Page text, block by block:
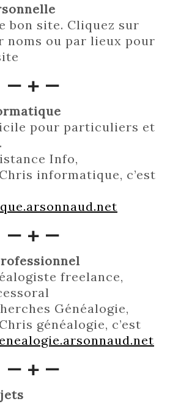
bon site. Cliquez sur
noms ou par lieux pour
— + —
pour particuliers et
Info,
informatique, c’est
— + —
freelance,
Généalogie,
généalogie, c’est
— + —